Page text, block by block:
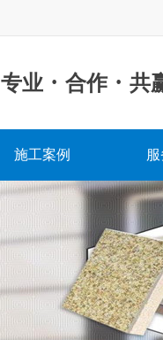
专业 · 合作 · 共
施工案例